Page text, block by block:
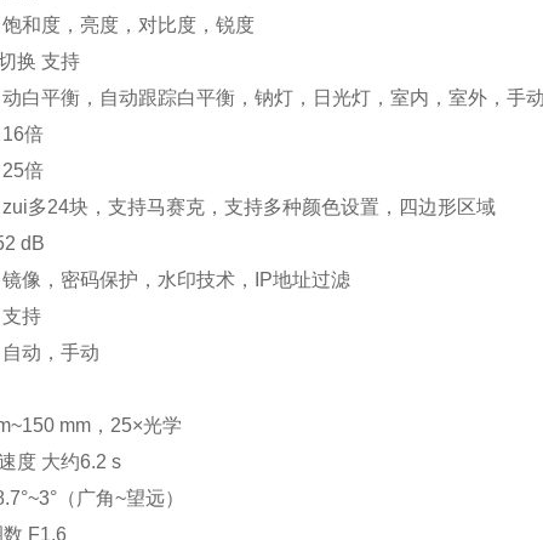
和度，亮度，对比度，锐度
换 支持
白平衡，自动跟踪白平衡，钠灯，日光灯，室内，室外，手
倍
倍
多24块，支持马赛克，支持多种颜色设置，四边形区域
dB
像，密码保护，水印技术，IP地址过滤
持
动，手动
mm，25×光学
度 大约6.2 s
（广角~望远）
F1.6